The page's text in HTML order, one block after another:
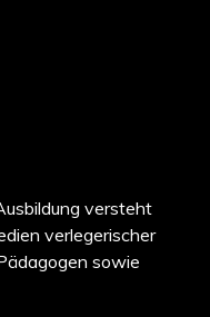
versteht
verlegerischer
sowie